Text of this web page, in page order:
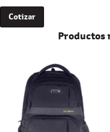
Cotizar
Productos